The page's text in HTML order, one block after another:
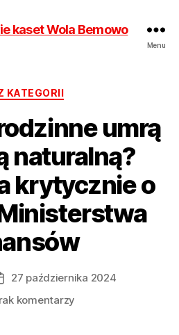
Wola
od
17
zł
Hurt
Menu
Kategorie
KATEGORII
umrą
naturalną?
krytycznie o
wpisu
27 października 2024
komentarzy